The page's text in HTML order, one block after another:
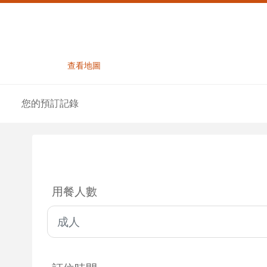
查看地圖
您的預訂記錄
用餐人數